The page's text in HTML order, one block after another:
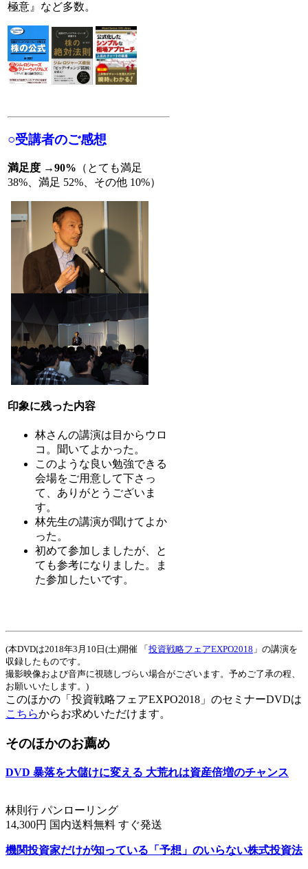
極意』など多数。
○受講者のご感想
満足度 →90% （とても満足
38%、満足 52%、その他 10%）
印象に残った内容
林さんの講演は目からウロ
コ。聞いてよかった。
このような良い勉強できる
会場をご用意して下さっ
て、ありがとうございま
す。
林先生の講演が聞けてよか
った。
初めて参加しましたが、と
ても参考になりました。ま
た参加したいです。
(本DVDは2018年3月10日(土)開催 「 投資戦略フェアEXPO2018 」の講演を
収録したものです。
撮影映像および音声に視聴しづらい場合がございます。予めご了承の程、
お願いいたします。)
このほかの「投資戦略フェアEXPO2018」のセミナーDVDは
こちらからお求めいただけます。
そのほかのお薦め
DVD 暴落を大儲けに変える 大荒れは資産倍増のチャンス
林則行 パンローリング
14,300円 国内送料無料 すぐ発送
機関投資家だけが知っている「予想」のいらない株式投資法